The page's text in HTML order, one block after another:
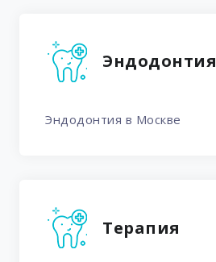
Эндодонтия
Эндодонтия в Москве
Терапия